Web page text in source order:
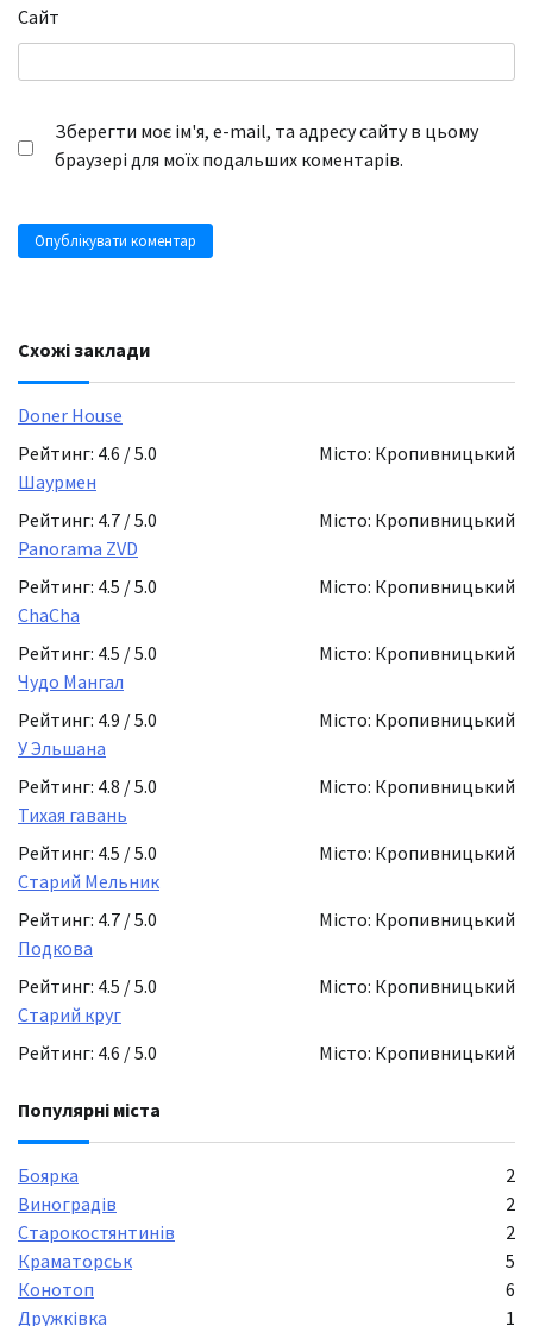
Сайт
Зберегти моє ім'я, e-mail, та адресу сайту в цьому
браузері для моїх подальших коментарів.
Схожі заклади
Doner House
Рейтинг: 4.6 / 5.0
Місто: Кропивницький
Шаурмен
Рейтинг: 4.7 / 5.0
Місто: Кропивницький
Panorama ZVD
Рейтинг: 4.5 / 5.0
Місто: Кропивницький
ChaCha
Рейтинг: 4.5 / 5.0
Місто: Кропивницький
Чудо Мангал
Рейтинг: 4.9 / 5.0
Місто: Кропивницький
У Эльшана
Рейтинг: 4.8 / 5.0
Місто: Кропивницький
Тихая гавань
Рейтинг: 4.5 / 5.0
Місто: Кропивницький
Старий Мельник
Рейтинг: 4.7 / 5.0
Місто: Кропивницький
Подкова
Рейтинг: 4.5 / 5.0
Місто: Кропивницький
Старий круг
Рейтинг: 4.6 / 5.0
Місто: Кропивницький
Популярні міста
Боярка
2
Виноградів
2
Старокостянтинів
2
Краматорськ
5
Конотоп
6
Дружківка
1